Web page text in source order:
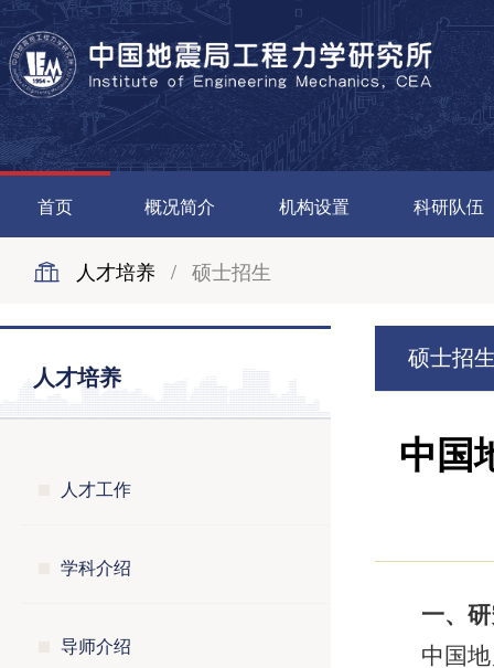
首页 概况简介 机构设置 科研队伍
人才培养 / 硕士招生
人才培养
人才工作
学科介绍
导师介绍
硕士招
中国
一、
中国